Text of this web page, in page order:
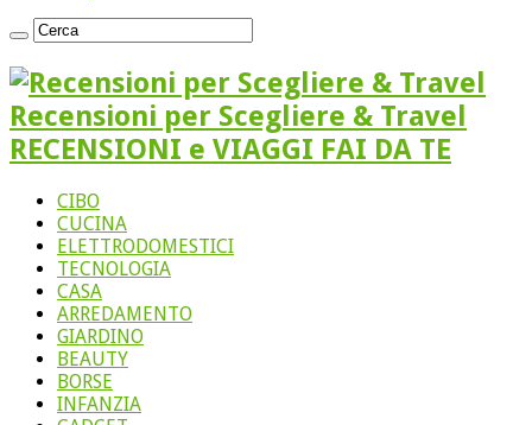
Recensioni per Scegliere & Travel
RECENSIONI e VIAGGI FAI DA TE
CIBO
CUCINA
ELETTRODOMESTICI
TECNOLOGIA
CASA
ARREDAMENTO
GIARDINO
BEAUTY
BORSE
INFANZIA